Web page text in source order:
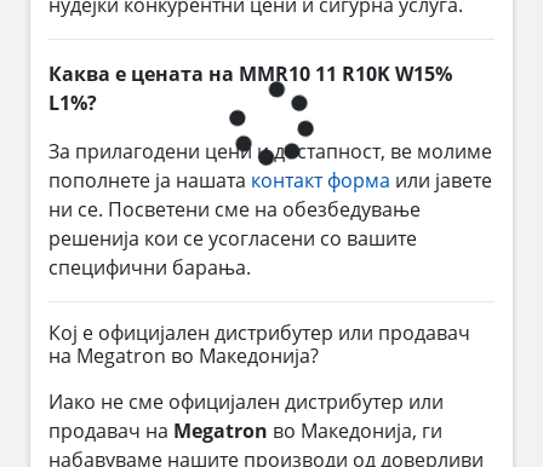
Каква е цената на MMR10 11 R10K W15%
L1%?
За прилагодени цени и достапност, ве молиме
пополнете ја нашата контакт форма или јавете
ни се. Посветени сме на обезбедување
решенија кои се усогласени со вашите
специфични барања.
Кој е официјален дистрибутер или продавач
на Megatron во Македонија?
Иако не сме официјален дистрибутер или
продавач на Megatron во Македонија, ги
набавуваме нашите производи од доверливи